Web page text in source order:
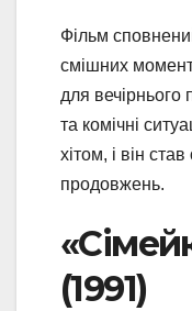
Фільм
смішних
для вечірнього
та комічні
хітом, і він
продовжень.
(1991)